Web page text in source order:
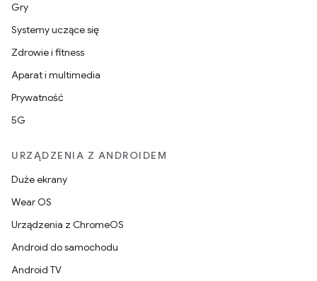
Gry
Systemy uczące się
Zdrowie i fitness
Aparat i multimedia
Prywatność
5G
URZĄDZENIA Z ANDROIDEM
Duże ekrany
Wear OS
Urządzenia z ChromeOS
Android do samochodu
Android TV